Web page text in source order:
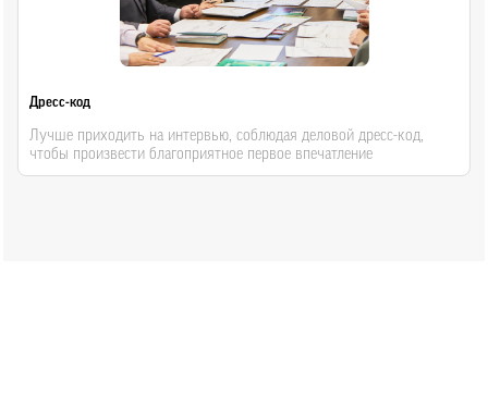
Дресс-код
Лучше приходить на интервью, соблюдая деловой дресс-код,
чтобы произвести благоприятное первое впечатление